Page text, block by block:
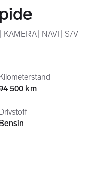
KAMERA| NAVI| S/V
500 km